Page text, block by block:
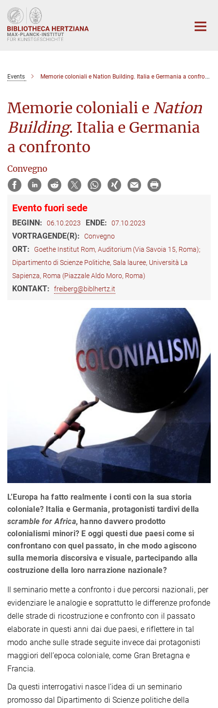
Hauptinhalt
Events Memorie coloniali e Nation Building. Italia e Germania a confronto
Memorie coloniali e Nation
Building. Italia e Germania
a confronto
Convegno
Evento fuori sede
BEGINN: 06.10.2023 ENDE: 07.10.2023
VORTRAGENDE(R): Convegno
ORT:
Goethe Institut Rom, Auditorium (Via Savoia 15, Roma);
Dipartimento di Scienze Politiche, Sala lauree, Università La
Sapienza, Roma (Piazzale Aldo Moro, Roma)
KONTAKT: freiberg@biblhertz.it
L’Europa ha fatto realmente i conti con la sua storia
coloniale? Italia e Germania, protagonisti tardivi della
scramble for Africa, hanno davvero prodotto
colonialismi minori? E oggi questi due paesi come si
confrontano con quel passato, in che modo agiscono
sulla memoria discorsiva e visuale, partecipando alla
costruzione della loro narrazione nazionale?
Il seminario mette a confronto i due percorsi nazionali, per
evidenziare le analogie e soprattutto le differenze profonde
delle strade di ricostruzione e confronto con il passato
elaborate in questi anni dai due paesi, e riflettere in tal
modo anche sulle strade seguite invece dai protagonisti
maggiori dell’epoca coloniale, come Gran Bretagna e
Francia.
Da questi interrogativi nasce l’idea di un seminario
promosso dal Dipartimento di Scienze politiche della